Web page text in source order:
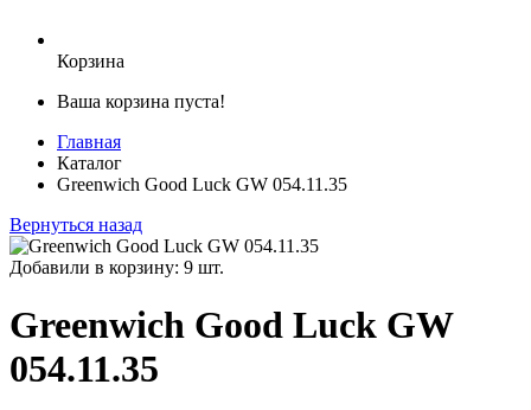
Корзина
Ваша корзина пуста!
Главная
Каталог
Greenwich Good Luck GW 054.11.35
Вернуться назад
Добавили в корзину: 9 шт.
Greenwich Good Luck GW
054.11.35